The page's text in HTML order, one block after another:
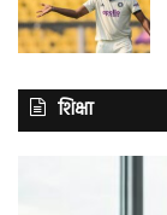
शिक्षा